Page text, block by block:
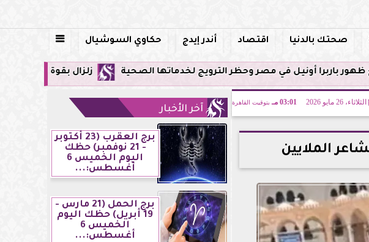
صحتك بالدنيا اقتصاد أندر إيدج حكاوي السوشيال 
زلزال بقوة 5.9 ريختر يشعر به سكان القاهرة وعدة محافظات.. مركزه شرق البحر المتوسط مصر وحظر الترويج لخدماتها الصحية
الثلاثاء، 26 مايو 2026 03:01 مـ بتوقيت القاهرة
الملايين
آخر الأخبار
برج العقرب (23 أكتوبر
- 21 نوفمبر) حظك
اليوم الخميس 6
أغسطس:...
برج الحمل (21 مارس -
19 أبريل) حظك اليوم
الخميس 6
أغسطس:...